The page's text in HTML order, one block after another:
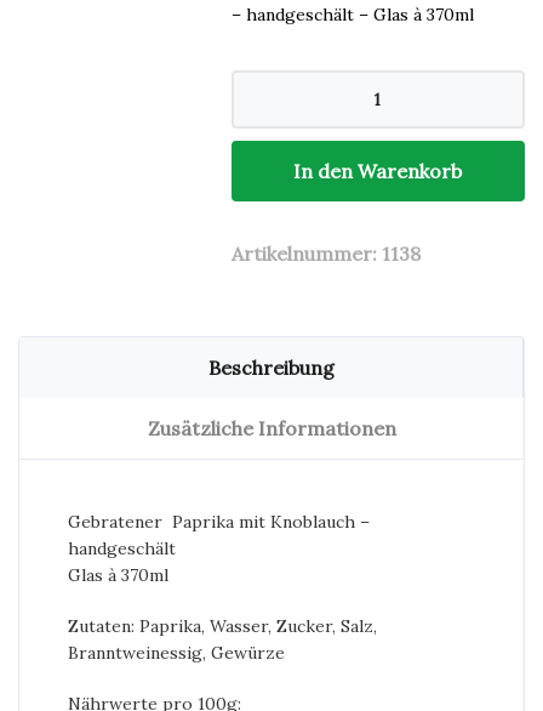
– handgeschält – Glas à 370ml
Gebratener
Sofko
MengeIn den Warenkorb
Artikelnummer: 1138
Beschreibung
Zusätzliche Informationen
Gebratener Paprika mit Knoblauch –
handgeschält
Glas à 370ml
Zutaten: Paprika, Wasser, Zucker, Salz,
Branntweinessig, Gewürze
Nährwerte pro 100g: